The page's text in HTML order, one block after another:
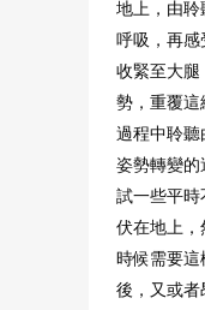
地上，由聆
呼吸，再感
收緊至大腿
勢，重覆這
過程中聆聽
姿勢轉變
試一些平時
伏在地上，
時候需要這
後，又或者